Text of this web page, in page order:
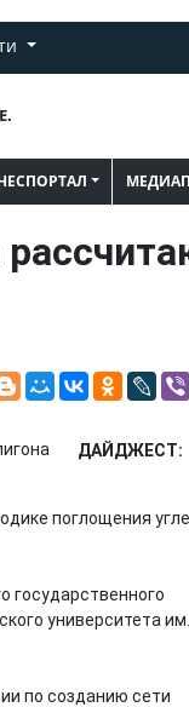
ДАЙДЖЕСТ:
поглощения
государственного
университета им.
по созданию сети